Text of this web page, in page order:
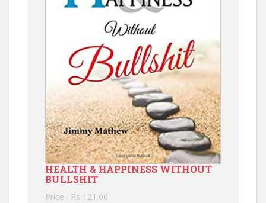
HEALTH & HAPPINESS WITHOUT
BULLSHIT
Price : Rs 121.00